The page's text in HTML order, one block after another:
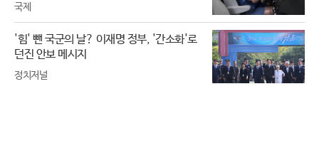
국제
'힘' 뺀 국군의 날? 이재명 정부, '간소화'로
던진 안보 메시지
정치저널